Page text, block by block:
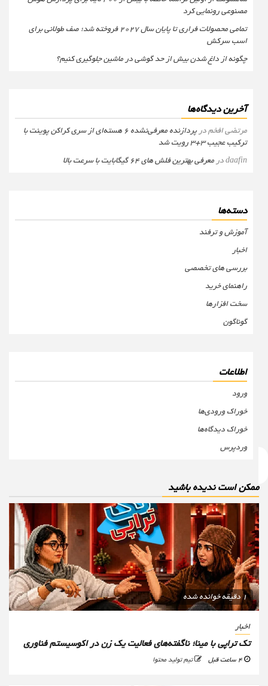
مصنوعی رونمایی کرد
تمامی محصولات فراری تا پایان سال ۲۰۲۷ فروخته شد؛ صف طولانی برای
اسب سرکش
چگونه از داغ شدن بیش از حد گوشی در ماشین جلوگیری کنیم؟
آخرین دیدگاه‌ها
مرتضی افخمدر
پردازنده معرفی‌نشده 6 هسته‌ای از سری کراکن پوینت با
ترکیب عجیب 3+3 رویت شد
daafinدرمعرفی بهترین فلش های 64 گیگابایت با سرعت بالا
دسته‌ها
آموزش و ترفند
اخبار
بررسی های تخصصی
راهنمای خرید
سخت افزارها
گوناگون
اطلاعات
ورود
خوراک ورودی‌ها
خوراک دیدگاه‌ها
وردپرس
است ندیده باشید
1 دقیقه خوانده شده
اخبار
تک تراپی با مینا؛ ناگفته‌های فعالیت یک زن در اکوسیستم فناوری
تیم تولید محتوا